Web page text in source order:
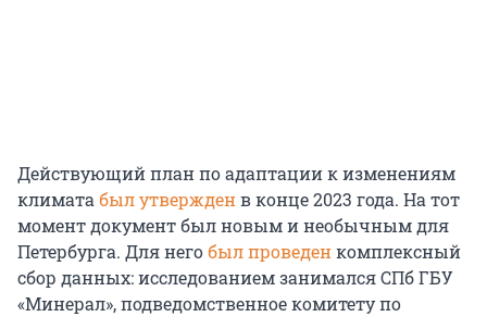
Действующий план по адаптации к изменениям
климата был утвержденв конце 2023 года. На тот
момент документ был новым и необычным для
Петербурга. Для негобыл проведенкомплексный
сбор данных: исследованием занимался СПб ГБУ
«Минерал», подведомственное комитету по